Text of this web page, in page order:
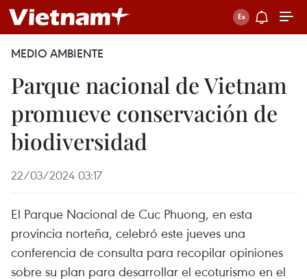
MEDIO AMBIENTE
Parque nacional de Vietnam
promueve conservación de
biodiversidad
22/03/2024 03:17
El Parque Nacional de Cuc Phuong, en esta
provincia norteña, celebró este jueves una
conferencia de consulta para recopilar opiniones
sobre su plan para desarrollar el ecoturismo en el